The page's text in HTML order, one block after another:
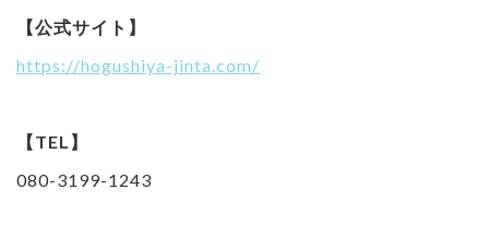
【公式サイト】
https://hogushiya-jinta.com/
【TEL】
080-3199-1243